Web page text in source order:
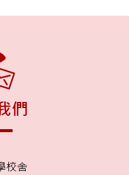
們
校舍